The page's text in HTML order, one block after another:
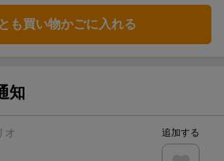
も買い物かごに入れる
知
オ 追加する